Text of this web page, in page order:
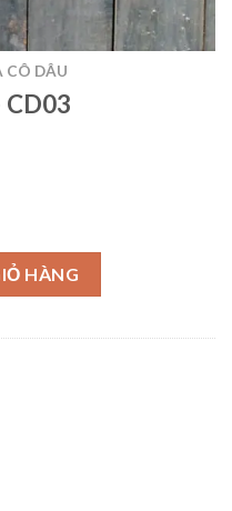
CÔ DÂU
CD03
HÀNG